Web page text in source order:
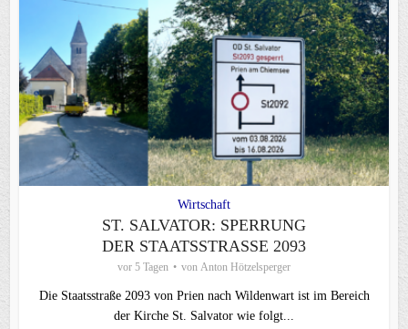
Wirtschaft
ST. SALVATOR: SPERRUNG
DER STAATSSTRASSE 2093
vor 5 Tagen von Anton Hötzelsperger
Die Staatsstraße 2093 von Prien nach Wildenwart ist im Bereich
der Kirche St. Salvator wie folgt...